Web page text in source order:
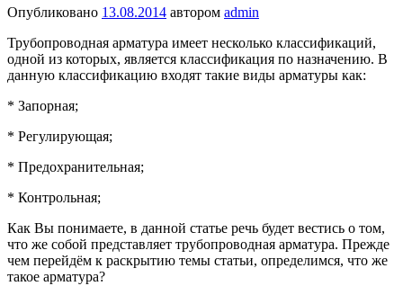
Опубликовано 13.08.2014 автором admin
Трубопроводная арматура имеет несколько классификаций,
одной из которых, является классификация по назначению. В
данную классификацию входят такие виды арматуры как:
* Запорная;
* Регулирующая;
* Предохранительная;
* Контрольная;
Как Вы понимаете, в данной статье речь будет вестись о том,
что же собой представляет трубопроводная арматура. Прежде
чем перейдём к раскрытию темы статьи, определимся, что же
такое арматура?